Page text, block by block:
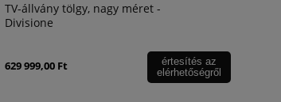
TV-állvány tölgy, nagy méret -
Divisione
629 999,00 Ft
értesítés az
elérhetőségről